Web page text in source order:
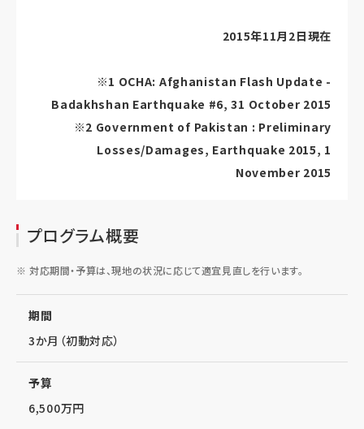
2015年11月2日現在
※1 OCHA: Afghanistan Flash Update -
Badakhshan Earthquake #6, 31 October 2015
※2 Government of Pakistan : Preliminary
Losses/Damages, Earthquake 2015, 1
November 2015
プログラム概要
対応期間・予算は、現地の状況に応じて適宜見直しを行います。
期間
3か月（初動対応）
予算
6,500万円